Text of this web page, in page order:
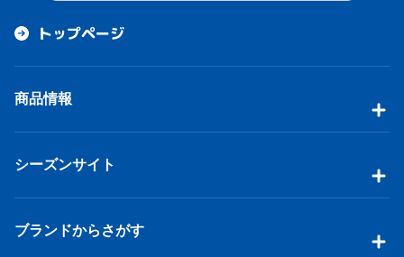
トップページ
商品情報
シーズンサイト
ブランドからさがす